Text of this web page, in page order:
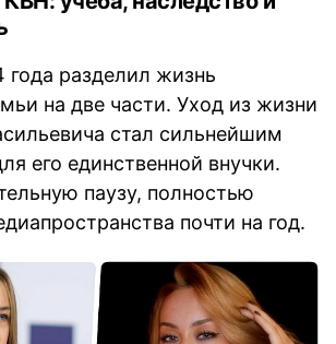
года разделил жизнь
на две части. Уход из жизни
стал сильнейшим
его единственной внучки.
паузу, полностью
почти на год.